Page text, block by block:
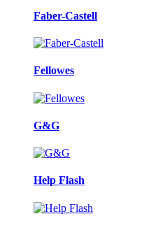
Faber-Castell
Fellowes
G&G
Help Flash